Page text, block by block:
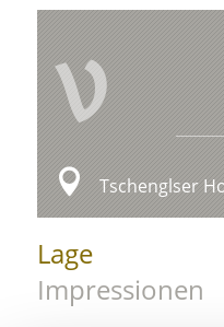
V
Tschenglser
Lage
Impressionen